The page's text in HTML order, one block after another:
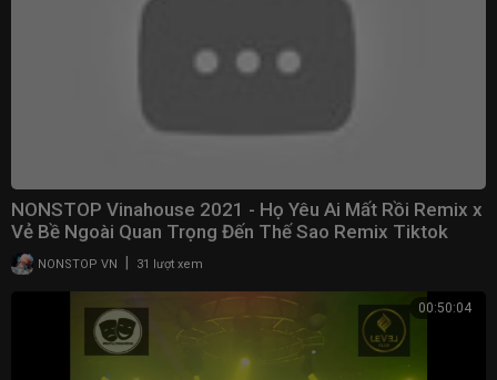
NONSTOP Vinahouse 2021 - Họ Yêu Ai Mất Rồi Remix x
Vẻ Bề Ngoài Quan Trọng Đến Thế Sao Remix Tiktok
NONSTOP VN 31 lượt xem
00:50:04